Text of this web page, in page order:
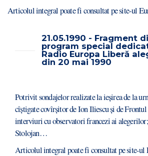
Articolul integral poate fi consultat pe site-ul
21.05.1990 - Fragment
program special
Radio Europa Liberă
din 20 mai 1990
Potrivit sondajelor realizate la ieșirea de la
cîștigate covîrșitor de Ion Iliescu și de
interviuri cu observatori francezi ai
Stolojan…
Articolul integral poate fi consultat pe site-